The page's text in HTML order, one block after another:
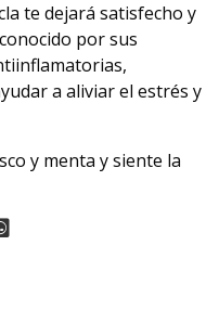
te dejará satisfecho y
por sus
a aliviar el estrés y
y menta y siente la